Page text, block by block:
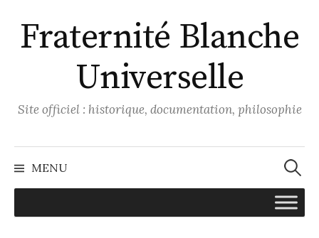
au
contenu
Fraternité Blanche
Universelle
Site officiel : historique, documentation, philosophie
MENU